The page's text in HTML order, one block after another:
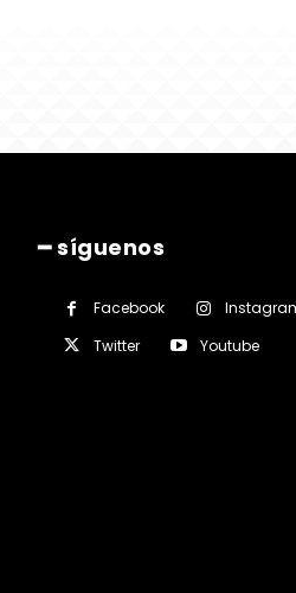
━ síguenos
Facebook
Twitter
Youtube